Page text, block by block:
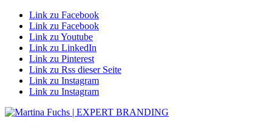
Link zu Facebook
Link zu Facebook
Link zu Youtube
Link zu LinkedIn
Link zu Pinterest
Link zu Rss dieser Seite
Link zu Instagram
Link zu Instagram